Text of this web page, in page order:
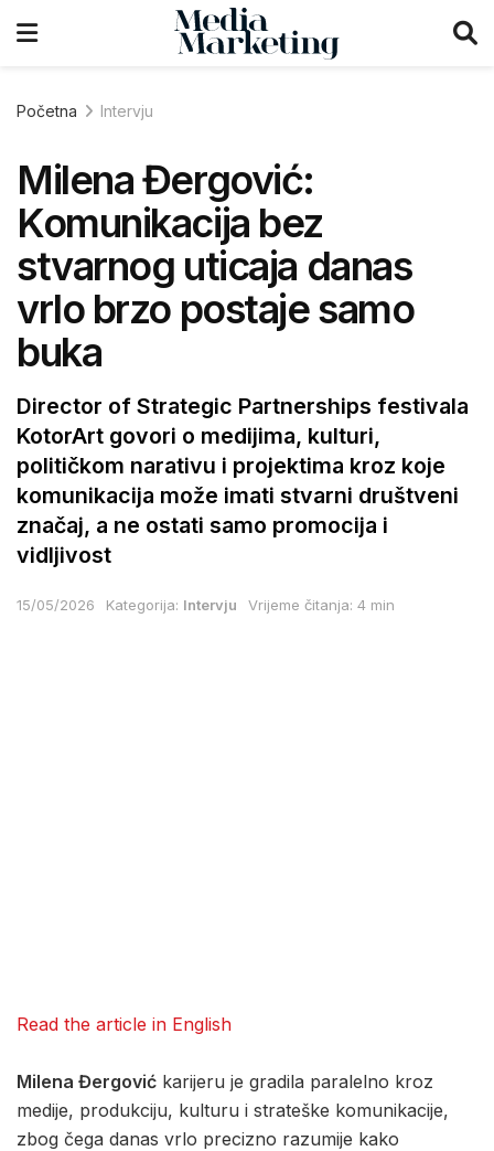
Početna Intervju
Milena Đergović:
Komunikacija bez
stvarnog uticaja danas
vrlo brzo postaje samo
buka
Director of Strategic Partnerships festivala
KotorArt govori o medijima, kulturi,
političkom narativu i projektima kroz koje
komunikacija može imati stvarni društveni
značaj, a ne ostati samo promocija i
vidljivost
15/05/2026 Kategorija: Intervju Vrijeme čitanja: 4 min
Read the article in English
Milena Đergović karijeru je gradila paralelno kroz
medije, produkciju, kulturu i strateške komunikacije,
zbog čega danas vrlo precizno razumije kako